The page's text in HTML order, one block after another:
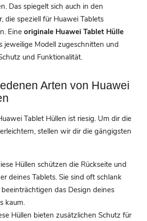
Das spiegelt sich auch in den
die speziell für Huawei Tablets
Eine originale Huawei Tablet Hülle
jeweilige Modell zugeschnitten und
und Funktionalität.
Arten von Huawei
Tablet Hüllen ist riesig. Um dir die
stellen wir dir die gängigsten
Hüllen schützen die Rückseite und
deines Tablets. Sie sind oft schlank
das Design deines
kaum.
Hüllen bieten zusätzlichen Schutz für